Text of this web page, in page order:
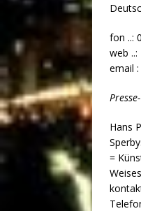
fon ..:
web ..:
email
Hans
=